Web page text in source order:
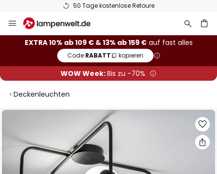
50 Tage kostenlose Retoure
Inhalt
springen
EXTRA 10% ab 109 € & 13% ab 159 €auf fast alles
Code:RABATT kopieren
WOW Week:Bis zu -70%
Deckenleuchten
Zum
Bildgalerie
springen